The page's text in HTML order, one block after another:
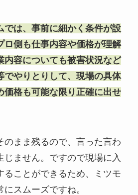
では、事前に細かく条件が設
ロ側も仕事内容や価格が理解
内容についても被害状況など
でやりとりして、現場の具体
価格も可能な限り正確に出せ
のまま残るので、言った言わ
じません。ですので現場に入
ることができるため、ミツモ
スムーズですね。